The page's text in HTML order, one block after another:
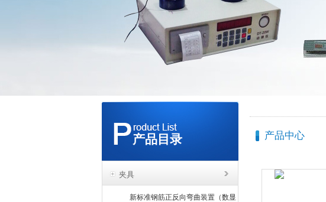
产品目录
夹具
新标准钢筋正反向弯曲装置（数显
产品中心